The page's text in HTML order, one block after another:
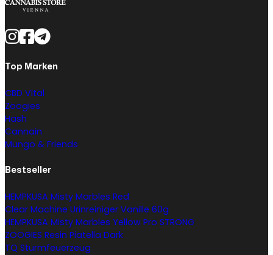
Top Marken
CBD Vital
Zoogies
Hash
Cannain
Mungo & Friends
Bestseller
HEMPKUSA Misty Marbles Red
Clear Machine Urinreiniger Vanille 60g
HEMPKUSA Misty Marbles Yellow Pro STRONG
ZOOGIES Resin Piatella Dark
TQ Sturmfeuerzeug